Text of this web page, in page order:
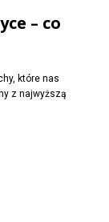
– co
które nas
z najwyższą